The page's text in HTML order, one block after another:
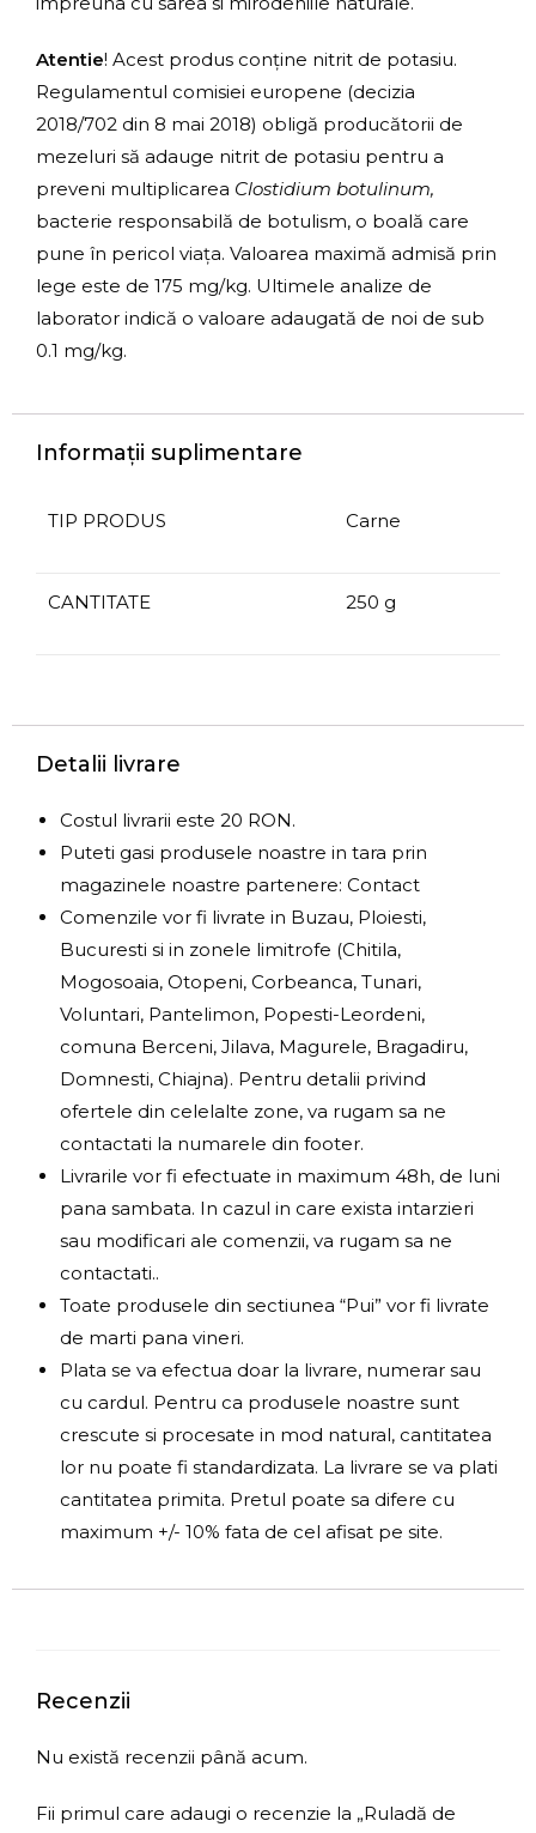
Atentie! Acest produs conține nitrit de potasiu.
Regulamentul comisiei europene (decizia
2018/702 din 8 mai 2018) obligă producătorii de
mezeluri să adauge nitrit de potasiu pentru a
preveni multiplicarea Clostidium botulinum,
bacterie responsabilă de botulism, o boală care
pune în pericol viața. Valoarea maximă admisă prin
lege este de 175 mg/kg. Ultimele analize de
laborator indică o valoare adaugată de noi de sub
0.1 mg/kg.
Informații suplimentare
TIP PRODUS Carne
CANTITATE 250 g
Detalii livrare
Costul livrarii este 20 RON.
Puteti gasi produsele noastre in tara prin
magazinele noastre partenere: Contact
Comenzile vor fi livrate in Buzau, Ploiesti,
Bucuresti si in zonele limitrofe (Chitila,
Mogosoaia, Otopeni, Corbeanca, Tunari,
Voluntari, Pantelimon, Popesti-Leordeni,
comuna Berceni, Jilava, Magurele, Bragadiru,
Domnesti, Chiajna). Pentru detalii privind
ofertele din celelalte zone, va rugam sa ne
contactati la numarele din footer.
Livrarile vor fi efectuate in maximum 48h, de luni
pana sambata. In cazul in care exista intarzieri
sau modificari ale comenzii, va rugam sa ne
contactati..
Toate produsele din sectiunea “Pui” vor fi livrate
de marti pana vineri.
Plata se va efectua doar la livrare, numerar sau
cu cardul. Pentru ca produsele noastre sunt
crescute si procesate in mod natural, cantitatea
lor nu poate fi standardizata. La livrare se va plati
cantitatea primita. Pretul poate sa difere cu
maximum +/- 10% fata de cel afisat pe site.
Recenzii
Nu există recenzii până acum.
Fii primul care adaugi o recenzie la „Ruladă de